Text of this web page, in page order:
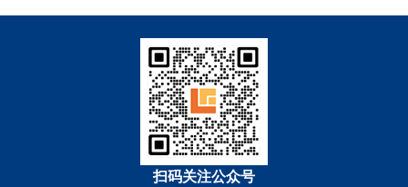
扫码关注公众号